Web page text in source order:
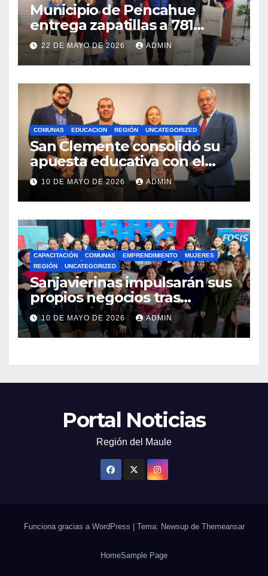
Municipio de Pencahue
entrega zapatillas a 781
estudiantes con recursos del
Royalty Minero
22 DE MAYO DE 2026 ADMIN
COMUNAS EDUCACION REGIÓN UNCATEGORIZED
San Clemente consolidó su
apuesta educativa con el
lanzamiento del
Preuniversitario Brotes 2026
10 DE MAYO DE 2026 ADMIN
CAPACITACIÓN COMUNAS EMPRENDIMIENTO
MUJERES
REGIÓN
UNCATEGORIZED
Sanjavierinas impulsarán sus
propios negocios tras
capacitarse junto al FOSIS
10 DE MAYO DE 2026 ADMIN
Portal Noticias
Región del Maule
Funciona gracias a WordPress Tema: Newsup de Themeansar
HomeSample Page